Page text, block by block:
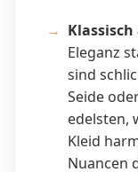
Eleganz
sind
Seide
edelsten,
Kleid
Nuancen